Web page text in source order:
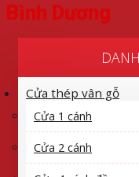
Bình Dương
Cửa thép vân gỗ
Cửa 1 cánh
Cửa 2 cánh